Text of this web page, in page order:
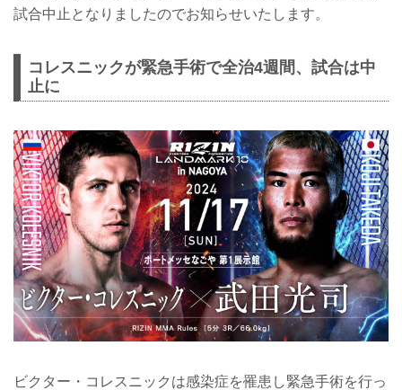
試合中止となりましたのでお知らせいたします。
コレスニックが緊急手術で全治4週間、試合は中
止に
ビクター・コレスニックは感染症を罹患し緊急手術を行っ